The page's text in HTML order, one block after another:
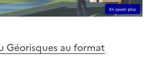
Géorisques au format